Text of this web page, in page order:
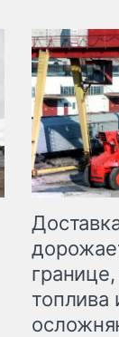
топлива